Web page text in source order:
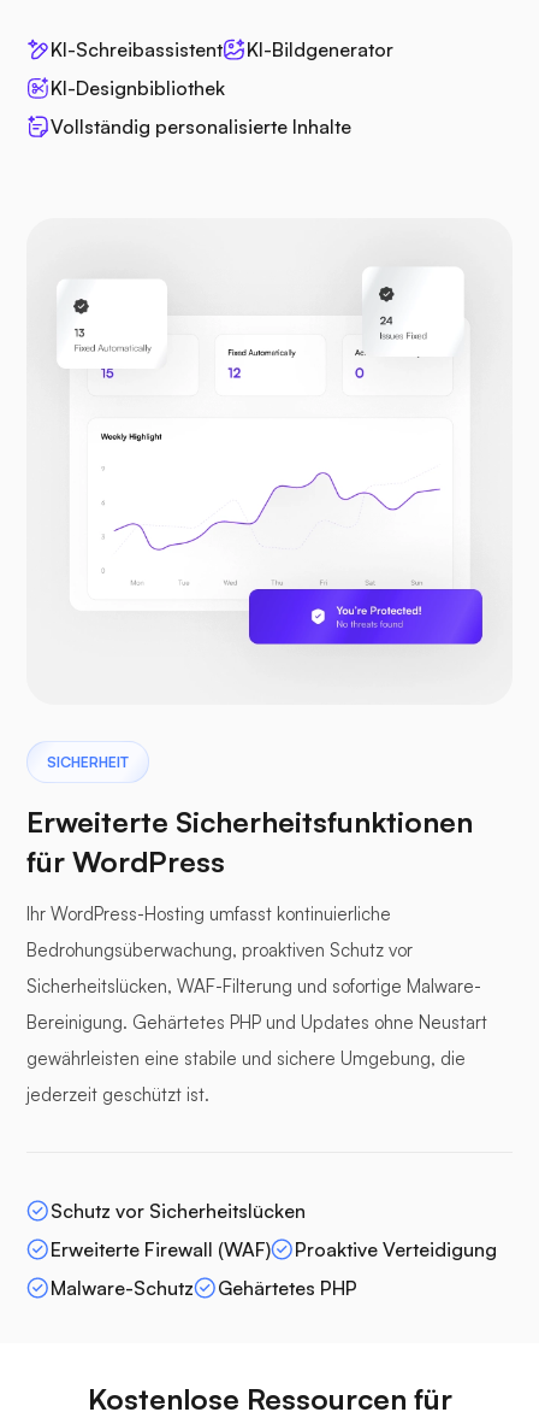
KI-Schreibassistent
KI-Bildgenerator
KI-Designbibliothek
Vollständig personalisierte Inhalte
SICHERHEIT
Erweiterte Sicherheitsfunktionen
für WordPress
Ihr WordPress-Hosting umfasst kontinuierliche
Bedrohungsüberwachung, proaktiven Schutz vor
Sicherheitslücken, WAF-Filterung und sofortige Malware-
Bereinigung. Gehärtetes PHP und Updates ohne Neustart
gewährleisten eine stabile und sichere Umgebung, die
jederzeit geschützt ist.
Schutz vor Sicherheitslücken
Erweiterte Firewall (WAF)
Proaktive Verteidigung
Malware-Schutz
Gehärtetes PHP
Kostenlose Ressourcen für